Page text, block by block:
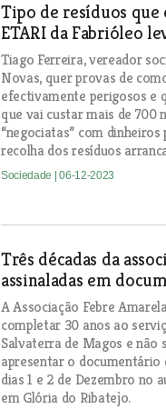
Tipo de resíduos que
ETARI da Fabrióleo
Tiago Ferreira, vereador
Novas, quer provas de
efectivamente perigosos e
que vai custar mais de 700
“negociatas” com
recolha dos resíduos
Sociedade | 06-12-2023
Três décadas da
assinaladas em
A Associação Febre
completar 30 anos ao
Salvaterra de Magos e não
apresentar o documentário
dias 1 e 2 de Dezembro no
em Glória do Ribatejo.